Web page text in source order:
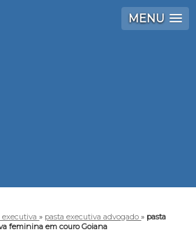
MENU
executiva» pasta executiva advogado» pasta
feminina em couro Goiana